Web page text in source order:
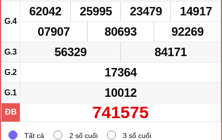
G.4
62042 25995 23479
14917
07907
80693 92269
G.3 56329 84171
G.2 17364
G.1 10012
ĐB 741575
Tất cả 2 số cuối 3 số cuối